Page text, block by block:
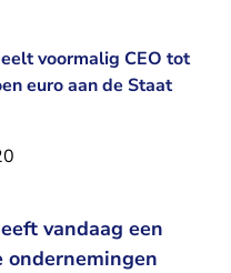
voormalig CEO tot
euro aan de Staat
vandaag een
ondernemingen